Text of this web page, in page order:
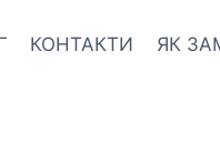
КОНТАКТИ ЯК